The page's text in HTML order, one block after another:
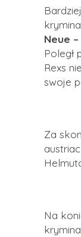
Neue
Poległ
Rexs
swoje
Za
Na